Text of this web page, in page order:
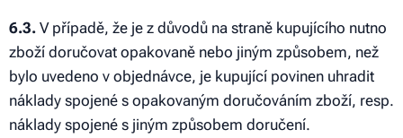
6.3. V případě, že je z důvodů na straně kupujícího nutno
zboží doručovat opakovaně nebo jiným způsobem, než
bylo uvedeno v objednávce, je kupující povinen uhradit
náklady spojené s opakovaným doručováním zboží, resp.
náklady spojené s jiným způsobem doručení.